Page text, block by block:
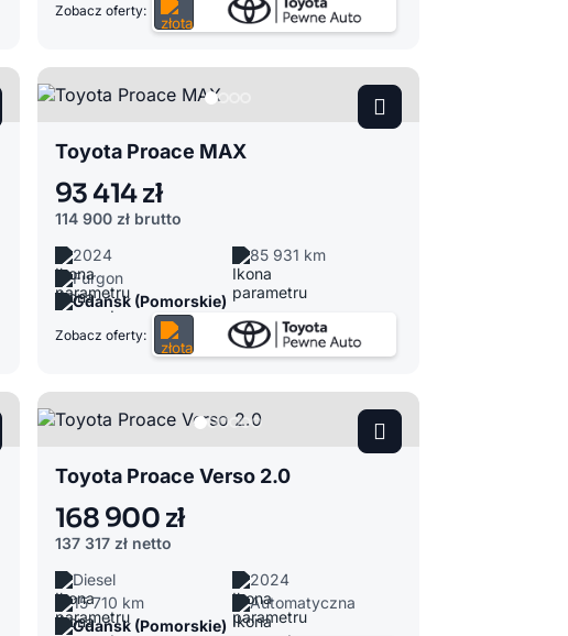
Zobacz oferty:
Toyota Proace MAX
93 414 zł
114 900 zł brutto
2024
85 931 km
Furgon
Gdańsk (Pomorskie)
Zobacz oferty:
Toyota Proace Verso 2.0
168 900 zł
137 317 zł netto
Diesel
2024
15 710 km
Automatyczna
Gdańsk (Pomorskie)